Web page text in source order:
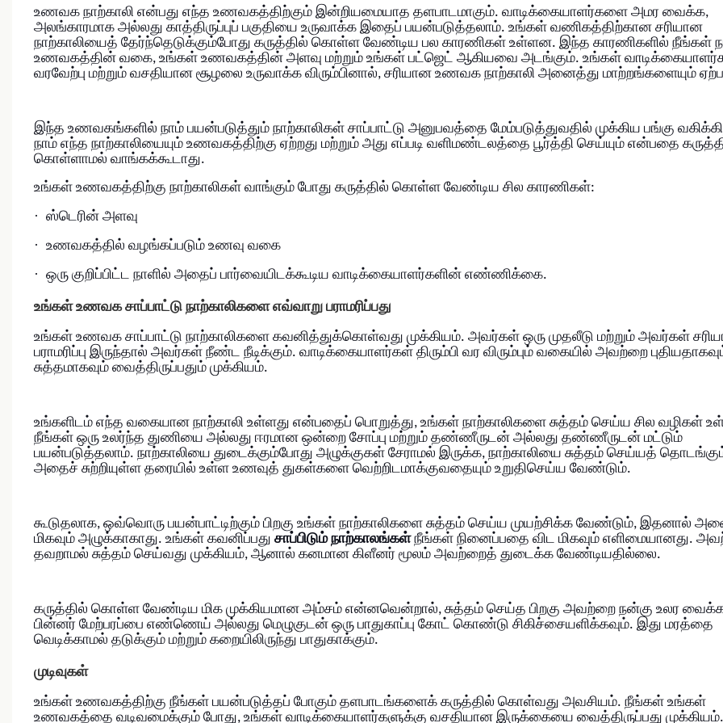
உணவக நாற்காலி என்பது எந்த உணவகத்திற்கும் இன்றியமையாத தளபாடமாகும். வாடிக்கையாளர்களை அமர வைக்க,
அலங்காரமாக அல்லது காத்திருப்புப் பகுதியை உருவாக்க இதைப் பயன்படுத்தலாம். உங்கள் வணிகத்திற்கான சரியான
நாற்காலியைத் தேர்ந்தெடுக்கும்போது கருத்தில் கொள்ள வேண்டிய பல காரணிகள் உள்ளன. இந்த காரணிகளில் நீங்கள்
உணவகத்தின் வகை, உங்கள் உணவகத்தின் அளவு மற்றும் உங்கள் பட்ஜெட் ஆகியவை அடங்கும். உங்கள்
வரவேற்பு மற்றும் வசதியான சூழலை உருவாக்க விரும்பினால், சரியான உணவக நாற்காலி அனைத்து மாற்றங்களையும்
இந்த உணவகங்களில் நாம் பயன்படுத்தும் நாற்காலிகள் சாப்பாட்டு அனுபவத்தை மேம்படுத்துவதில் முக்கிய பங்கு
நாம் எந்த நாற்காலியையும் உணவகத்திற்கு ஏற்றது மற்றும் அது எப்படி வளிமண்டலத்தை பூர்த்தி செய்யும் என்பதை
கொள்ளாமல் வாங்கக்கூடாது.
உங்கள் உணவகத்திற்கு நாற்காலிகள் வாங்கும் போது கருத்தில் கொள்ள வேண்டிய சில காரணிகள்:
· ஸ்டெரின் அளவு
· உணவகத்தில் வழங்கப்படும் உணவு வகை
· ஒரு குறிப்பிட்ட நாளில் அதைப் பார்வையிடக்கூடிய வாடிக்கையாளர்களின் எண்ணிக்கை.
உங்கள் உணவக சாப்பாட்டு நாற்காலிகளை எவ்வாறு பராமரிப்பது
உங்கள் உணவக சாப்பாட்டு நாற்காலிகளை கவனித்துக்கொள்வது முக்கியம். அவர்கள் ஒரு முதலீடு மற்றும் அவர்கள்
பராமரிப்பு இருந்தால் அவர்கள் நீண்ட நீடிக்கும். வாடிக்கையாளர்கள் திரும்பி வர விரும்பும் வகையில் அவற்றை
சுத்தமாகவும் வைத்திருப்பதும் முக்கியம்.
உங்களிடம் எந்த வகையான நாற்காலி உள்ளது என்பதைப் பொறுத்து, உங்கள் நாற்காலிகளை சுத்தம் செய்ய சில வழிகள்
நீங்கள் ஒரு உலர்ந்த துணியை அல்லது ஈரமான ஒன்றை சோப்பு மற்றும் தண்ணீருடன் அல்லது தண்ணீருடன் மட்டும்
பயன்படுத்தலாம். நாற்காலியை துடைக்கும்போது அழுக்குகள் சேராமல் இருக்க, நாற்காலியை சுத்தம் செய்யத்
அதைச் சுற்றியுள்ள தரையில் உள்ள உணவுத் துகள்களை வெற்றிடமாக்குவதையும் உறுதிசெய்ய வேண்டும்.
கூடுதலாக, ஒவ்வொரு பயன்பாட்டிற்கும் பிறகு உங்கள் நாற்காலிகளை சுத்தம் செய்ய முயற்சிக்க வேண்டும், இதனால்
மிகவும் அழுக்காகாது. உங்கள் கவனிப்பது சாப்பிடும் நாற்காலங்கள்நீங்கள் நினைப்பதை விட மிகவும் எளிமையானது.
தவறாமல் சுத்தம் செய்வது முக்கியம், ஆனால் கனமான கிளீனர் மூலம் அவற்றைத் துடைக்க வேண்டியதில்லை.
கருத்தில் கொள்ள வேண்டிய மிக முக்கியமான அம்சம் என்னவென்றால், சுத்தம் செய்த பிறகு அவற்றை நன்கு உலர
பின்னர் மேற்பரப்பை எண்ணெய் அல்லது மெழுகுடன் ஒரு பாதுகாப்பு கோட் கொண்டு சிகிச்சையளிக்கவும். இது மரத்தை
வெடிக்காமல் தடுக்கும் மற்றும் கறையிலிருந்து பாதுகாக்கும்.
முடிவுகள்
உங்கள் உணவகத்திற்கு நீங்கள் பயன்படுத்தப் போகும் தளபாடங்களைக் கருத்தில் கொள்வது அவசியம். நீங்கள் உங்கள்
உணவகத்தை வடிவமைக்கும் போது, ​​உங்கள் வாடிக்கையாளர்களுக்கு வசதியான இருக்கையை வைத்திருப்பது